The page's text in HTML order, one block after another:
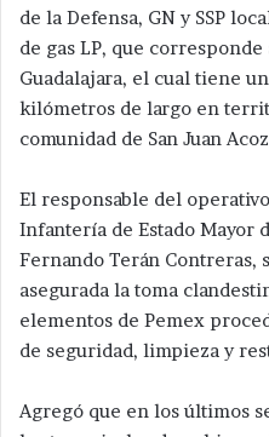
de la Defensa, GN y SSP
de gas LP, que
Guadalajara, el cual tiene
kilómetros de largo en
comunidad de San Juan
El responsable del
Infantería de Estado Mayor
Fernando Terán Contreras,
asegurada la toma
elementos de Pemex
de seguridad, limpieza y
Agregó que en los últimos